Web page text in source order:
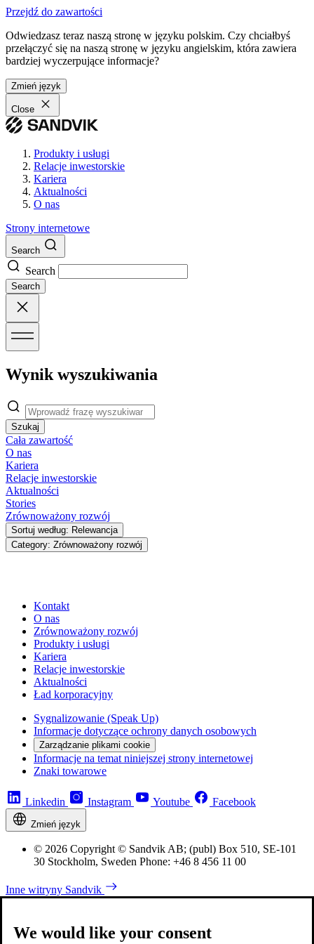
Przejdź do zawartości
Odwiedzasz teraz naszą stronę w języku polskim. Czy chciałbyś
przełączyć się na naszą stronę w języku angielskim, która zawiera
bardziej wyczerpujące informacje?
Zmień język
Close
Produkty i usługi
Relacje inwestorskie
Kariera
Aktualności
O nas
Strony internetowe
Search
Search
Search
Wynik wyszukiwania
Szukaj
Cała zawartość
O nas
Kariera
Relacje inwestorskie
Aktualności
Stories
Zrównoważony rozwój
Sortuj według: Relewancja
Category: Zrównoważony rozwój
Kontakt
O nas
Zrównoważony rozwój
Produkty i usługi
Kariera
Relacje inwestorskie
Aktualności
Ład korporacyjny
Sygnalizowanie (Speak Up)
Informacje dotyczące ochrony danych osobowych
Zarządzanie plikami cookie
Informacje na temat niniejszej strony internetowej
Znaki towarowe
Linkedin Instagram Youtube Facebook
Zmień język
© 2026 Copyright © Sandvik AB; (publ) Box 510, SE-101
30 Stockholm, Sweden Phone: +46 8 456 11 00
Inne witryny Sandvik
We would like your consent